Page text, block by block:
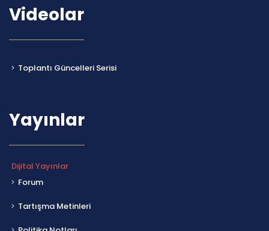
Videolar
Toplantı Güncelleri Serisi
Yayınlar
Dijital Yayınlar
Forum
Tartışma Metinleri